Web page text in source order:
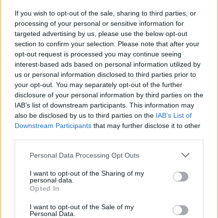
If you wish to opt-out of the sale, sharing to third parties, or
processing of your personal or sensitive information for
targeted advertising by us, please use the below opt-out
section to confirm your selection. Please note that after your
opt-out request is processed you may continue seeing
interest-based ads based on personal information utilized by
us or personal information disclosed to third parties prior to
your opt-out. You may separately opt-out of the further
disclosure of your personal information by third parties on the
IAB’s list of downstream participants. This information may
also be disclosed by us to third parties on the IAB’s List of
Downstream Participants that may further disclose it to other
Please note that this website/app uses one or more Google
not limited to your visit or usage behaviour. You may click to
grant or deny consent to Google and its third-party tags to
use your data for below specified purposes in below Google
consent section.
Personal Data Processing Opt Outs
I want to opt-out of the Sharing of my
personal data.
Opted In
I want to opt-out of the Sale of my
Personal Data.
Később pedig ezt tette hozzá:
„Tömören szólva azért ilyen
fontos, mert elég bátor volt
felszólalni a kongresszusban
azzal kapcsolatban, amiről senki
más nem beszél! Népünk
örökségét, jogait és szabadságát
nem lehet megóvni addig, amíg a
cionista világkormányt meg nem
döntjük!”